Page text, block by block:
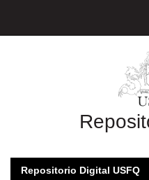
Repositorio Digital USFQ